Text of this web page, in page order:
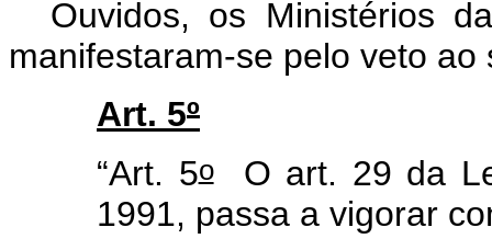
Ouvidos, os Ministérios
manifestaram-se pelo veto ao
Art. 5º
“Art. 5oO art. 29 da
1991, passa a vigorar